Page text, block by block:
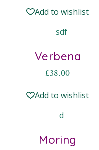
Add to wishlist
Verbena
£38.00
Add to wishlist
Moring